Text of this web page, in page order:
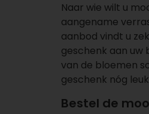
Naar wie wilt u
aangename
aanbod vindt u
geschenk aan uw
van de bloemen
geschenk nóg
Bestel de